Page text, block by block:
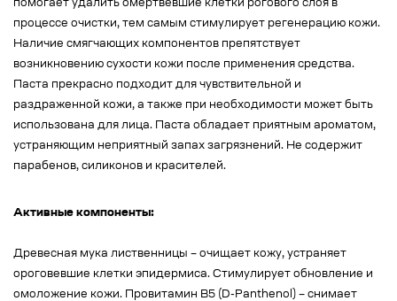
помогает удалить омертвевшие клетки рогового слоя в
процессе очистки, тем самым стимулирует регенерацию кожи.
Наличие смягчающих компонентов препятствует
возникновению сухости кожи после применения средства.
Паста прекрасно подходит для чувствительной и
раздраженной кожи, а также при необходимости может быть
использована для лица. Паста обладает приятным ароматом,
устраняющим неприятный запах загрязнений. Не содержит
парабенов, силиконов и красителей.
Активные компоненты:
Древесная мука лиственницы – очищает кожу, устраняет
ороговевшие клетки эпидермиса. Стимулирует обновление и
омоложение кожи. Провитамин В5 (D-Panthenol) – снимает